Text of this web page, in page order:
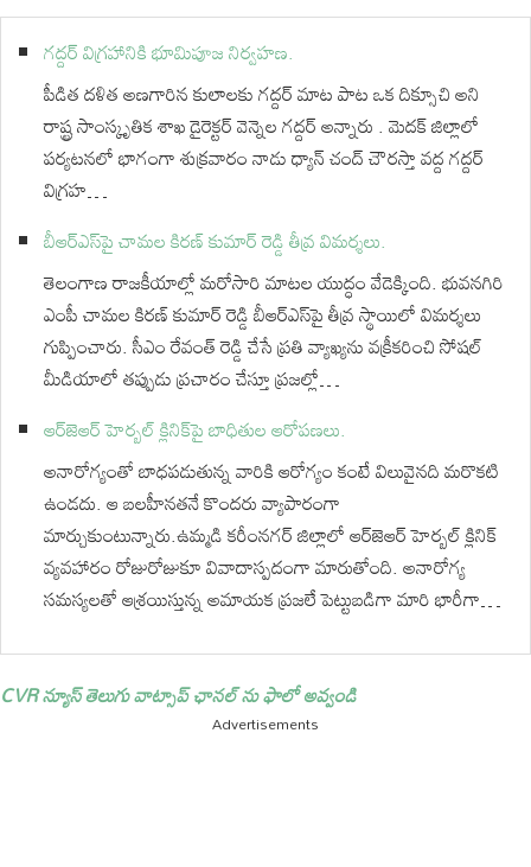
గద్దర్ విగ్రహానికి భూమిపూజ నిర్వహణ.
పీడిత దళిత అణగారిన కులాలకు గద్దర్ మాట పాట ఒక దిక్సూచి అని
రాష్ట్ర సాంస్కృతిక శాఖ డైరెక్టర్ వెన్నెల గద్దర్ అన్నారు . మెదక్ జిల్లాలో
పర్యటనలో భాగంగా శుక్రవారం నాడు ధ్యాన్ చంద్ చౌరస్తా వద్ద గద్దర్
విగ్రహ…
బీఆర్ఎస్‌పై చామల కిరణ్ కుమార్ రెడ్డి తీవ్ర విమర్శలు.
తెలంగాణ రాజకీయాల్లో మరోసారి మాటల యుద్ధం వేడెక్కింది. భువనగిరి
ఎంపీ చామల కిరణ్ కుమార్ రెడ్డి బీఆర్ఎస్‌పై తీవ్ర స్థాయిలో విమర్శలు
గుప్పించారు. సీఎం రేవంత్ రెడ్డి చేసే ప్రతి వ్యాఖ్యను వక్రీకరించి సోషల్
మీడియాలో తప్పుడు ప్రచారం చేస్తూ ప్రజల్లో…
ఆర్‌జెఆర్ హెర్బల్ క్లినిక్‌పై బాధితుల ఆరోపణలు.
అనారోగ్యంతో బాధపడుతున్న వారికి ఆరోగ్యం కంటే విలువైనది మరొకటి
ఉండదు. ఆ బలహీనతనే కొందరు వ్యాపారంగా
మార్చుకుంటున్నారు.ఉమ్మడి కరీంనగర్ జిల్లాలో ఆర్‌జెఆర్ హెర్బల్ క్లినిక్
వ్యవహారం రోజురోజుకూ వివాదాస్పదంగా మారుతోంది. అనారోగ్య
సమస్యలతో ఆశ్రయిస్తున్న అమాయక ప్రజలే పెట్టుబడిగా మారి భారీగా…
CVR న్యూస్ తెలుగు వాట్సాప్ ఛానల్ ను ఫాలో అవ్వండి
Advertisements